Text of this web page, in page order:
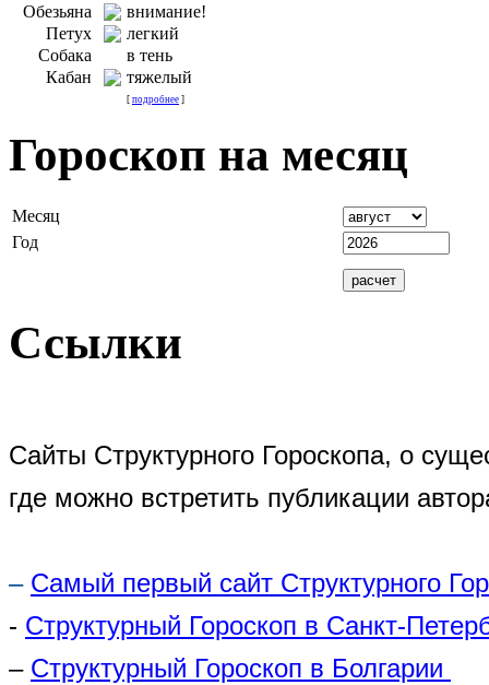
Обезьяна
внимание!
Петух
легкий
Собака
в тень
Кабан
тяжелый
[ подробнее ]
Гороскоп на месяц
Месяц
Год
Ссылки
Сайты Структурного Гороскопа, о
где можно встретить публикации
– Самый первый сайт Структурного
- Структурный Гороскоп в Санкт-
– Структурный Гороскоп в Болгарии